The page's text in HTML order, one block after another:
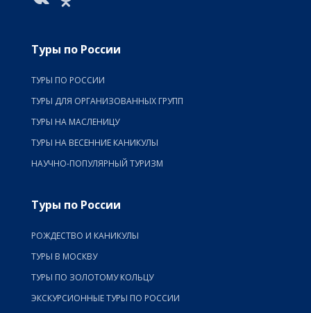
Туры по России
ТУРЫ ПО РОССИИ
ТУРЫ ДЛЯ ОРГАНИЗОВАННЫХ ГРУПП
ТУРЫ НА МАСЛЕНИЦУ
ТУРЫ НА ВЕСЕННИЕ КАНИКУЛЫ
НАУЧНО-ПОПУЛЯРНЫЙ ТУРИЗМ
Туры по России
РОЖДЕСТВО И КАНИКУЛЫ
ТУРЫ В МОСКВУ
ТУРЫ ПО ЗОЛОТОМУ КОЛЬЦУ
ЭКСКУРСИОННЫЕ ТУРЫ ПО РОССИИ